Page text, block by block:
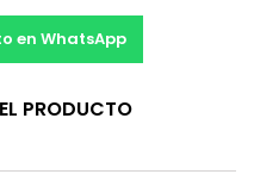
en WhatsApp
PRODUCTO